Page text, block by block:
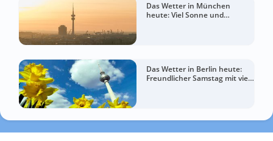
Das Wetter in München
heute: Viel Sonne und
Das Wetter in Berlin heute:
Freundlicher Samstag mit viel